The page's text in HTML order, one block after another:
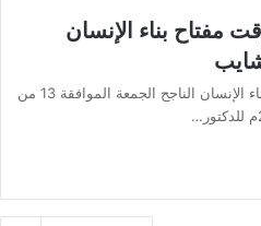
مفتاح بناء الإنسان
خطبة الجمعة ، إدارة الوقت مفتاح بناء الإنسان الناجح الجمعة الموافقة 13 من